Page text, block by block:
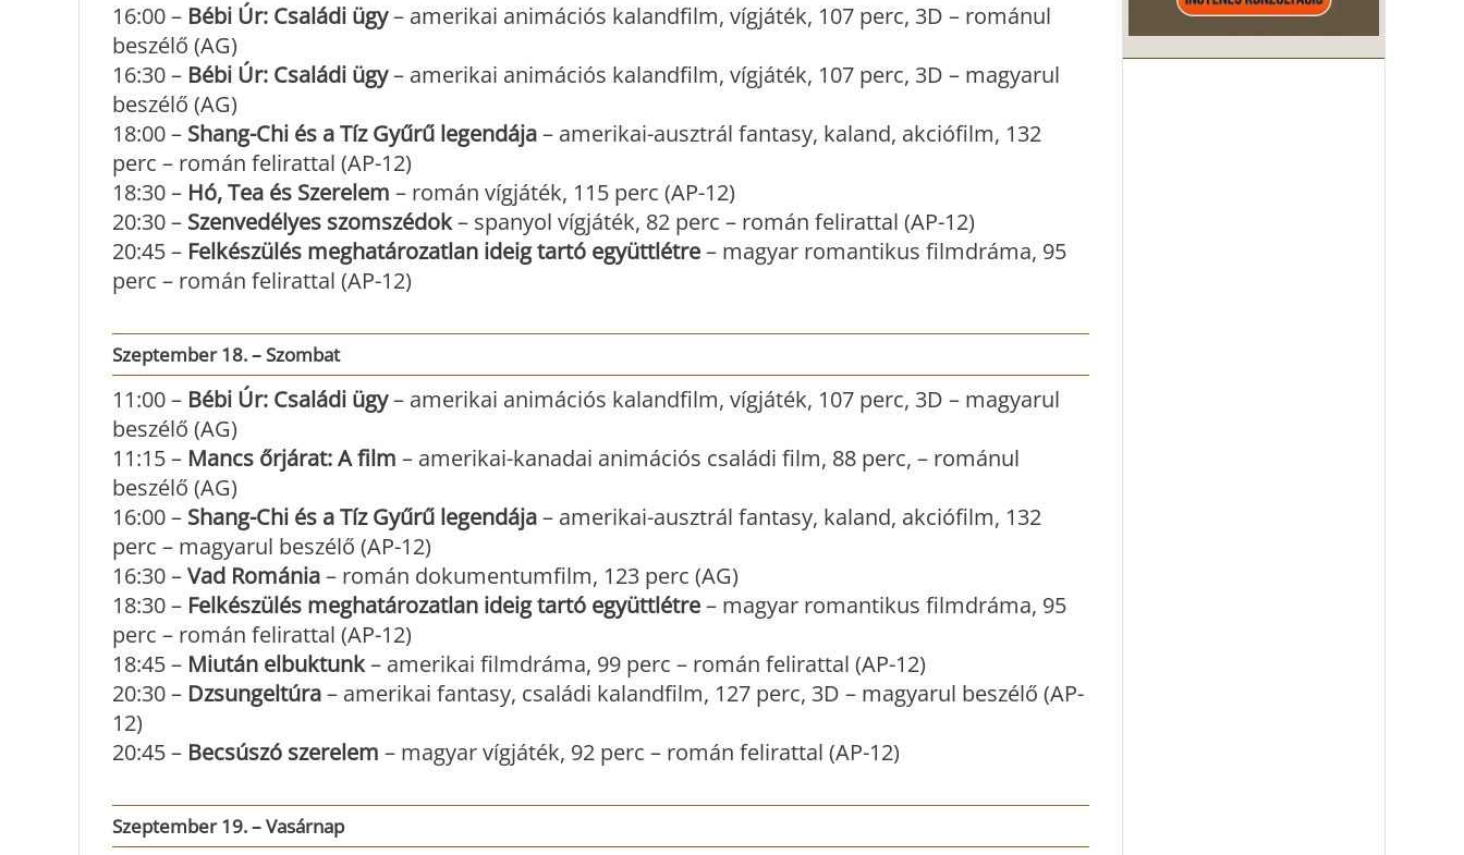
16:00 – Bébi Úr: Családi ügy– amerikai animációs kalandfilm, vígjáték, 107 perc, 3D – románul
beszélő (AG)
16:30 – Bébi Úr: Családi ügy– amerikai animációs kalandfilm, vígjáték, 107 perc, 3D – magyarul
beszélő (AG)
18:00 – Shang-Chi és a Tíz Gyűrű legendája– amerikai-ausztrál fantasy, kaland, akciófilm, 132
perc – román felirattal (AP-12)
18:30 – Hó, Tea és Szerelem – román vígjáték, 115 perc (AP-12)
20:30 – Szenvedélyes szomszédok– spanyol vígjáték, 82 perc – román felirattal (AP-12)
20:45 – Felkészülés meghatározatlan ideig tartó együttlétre– magyar romantikus filmdráma, 95
perc – román felirattal (AP-12)
Szeptember 18. – Szombat
11:00 – Bébi Úr: Családi ügy– amerikai animációs kalandfilm, vígjáték, 107 perc, 3D – magyarul
beszélő (AG)
11:15 – Mancs őrjárat: A film – amerikai-kanadai animációs családi film, 88 perc, – románul
beszélő (AG)
16:00 – Shang-Chi és a Tíz Gyűrű legendája– amerikai-ausztrál fantasy, kaland, akciófilm, 132
perc – magyarul beszélő (AP-12)
16:30 –Vad Románia– román dokumentumfilm, 123 perc (AG)
18:30 – Felkészülés meghatározatlan ideig tartó együttlétre– magyar romantikus filmdráma, 95
perc – román felirattal (AP-12)
18:45 – Miután elbuktunk– amerikai filmdráma, 99 perc – román felirattal (AP-12)
20:30 – Dzsungeltúra– amerikai fantasy, családi kalandfilm, 127 perc, 3D – magyarul beszélő (AP-
12)
20:45 – Becsúszó szerelem – magyar vígjáték, 92 perc – román felirattal (AP-12)
Szeptember 19. – Vasárnap